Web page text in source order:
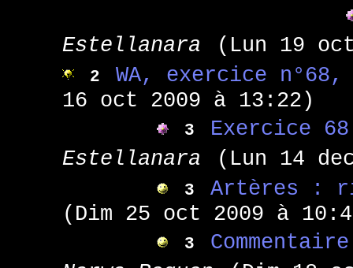
Estellanara (Lun 19
2
WA, exercice
16 oct 2009 à 13:22)
3
Exercice
Estellanara
(Lun 14
3
Artères :
(Dim 25 oct 2009 à
3